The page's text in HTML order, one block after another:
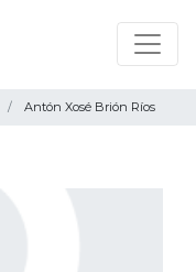
Antón Xosé Brión Ríos